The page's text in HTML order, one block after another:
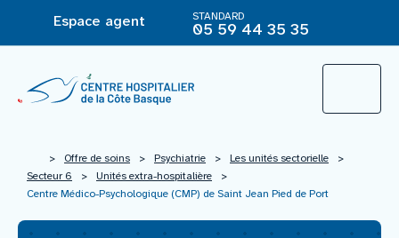
Espace agent STANDARD
05 59 44 35 35
L’Hôpital
> Offre de soins > Psychiatrie > Les unités sectorielle
>
Secteur 6
> Unités extra-hospitalière
>
Centre Médico-Psychologique (CMP) de Saint Jean Pied de Port